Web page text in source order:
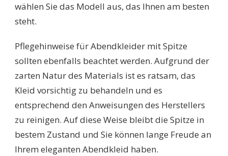
wählen Sie das Modell aus, das Ihnen am besten
steht.
Pflegehinweise für Abendkleider mit Spitze
sollten ebenfalls beachtet werden. Aufgrund der
zarten Natur des Materials ist es ratsam, das
Kleid vorsichtig zu behandeln und es
entsprechend den Anweisungen des Herstellers
zu reinigen. Auf diese Weise bleibt die Spitze in
bestem Zustand und Sie können lange Freude an
Ihrem eleganten Abendkleid haben.